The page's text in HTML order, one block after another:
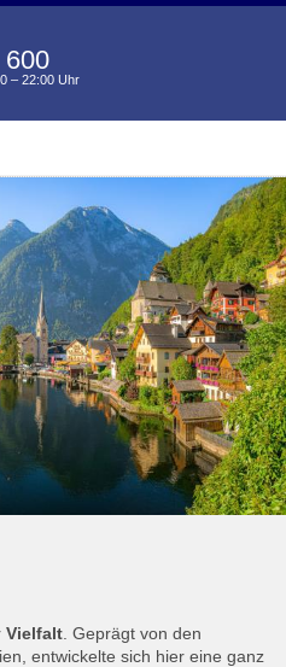
600
– 22:00 Uhr
Vielfalt . Geprägt von den
entwickelte sich hier eine ganz